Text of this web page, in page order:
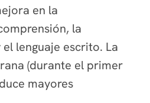
en la
la
lenguaje escrito. La
(durante el primer
mayores